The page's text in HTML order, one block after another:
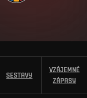
SESTAVY
VZÁJEMNÉ
ZÁPASY